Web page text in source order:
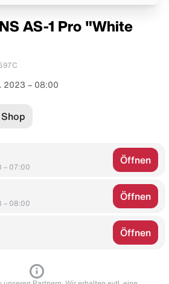
AS-1 Pro "White
2023 – 08:00
– 07:00
Öffnen
– 08:00
Öffnen
Öffnen